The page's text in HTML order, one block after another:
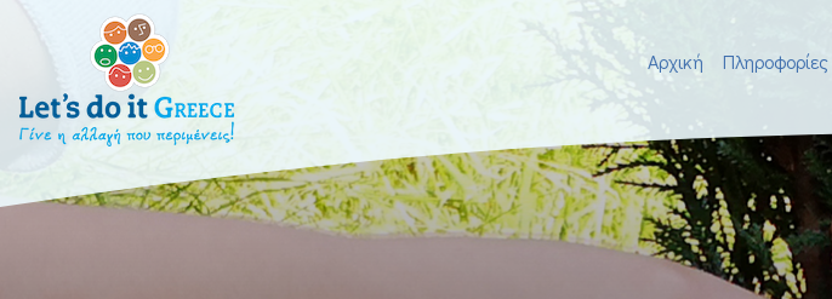
Αρχική Πληροφορίες